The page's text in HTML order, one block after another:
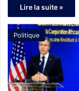
Lire la suite »
Politique